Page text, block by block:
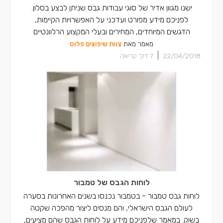
קבלני גבס בכפר יאסיף
קבלני גבס בחצור הגלילית
ישנו מגוון אדיר של סוגי עבודות גבס שניתן לבצע בסלון.
לפניכם מידע מפורט ועדכני על האפשרויות הקיימות,
הדגשים המיוחדים, המחירים ובעלי המקצוע הרלוונטיים
מאמר מאת צוות שיפוצים פלוס
22/04/2018
7 דק' קריאה
לוחות הגבס של טמבור
לוחות גבס טמבור - בטמבור נכנסו בשנים האחרונות בסערה
לעולם הגבס הישראלי, והם מנסים ליצור מהפכה שקטה
בשוק. במאמר שלפניכם מידע על לוחות הגבס שהם מציעים,